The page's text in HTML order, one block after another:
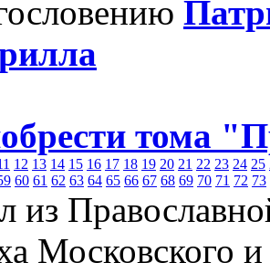
тома
12 13 14 15 16 17 18 19 20 21 22 23 24 25
60 61 62 63 64 65 66 67 68 69 70 71 72 73
из
Московского